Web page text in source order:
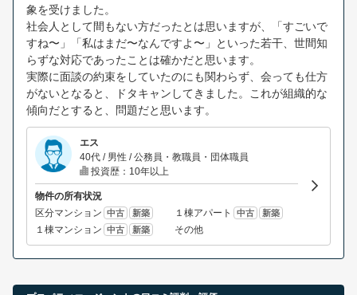
象を受けました。
社会人として間もない方だったとは思いますが、「すごいで
すね〜」「私はまだ〜なんですよ〜」といった若干、世間知
らずな対応であったことは確かだと思います。
実際に面談の約束をしていたのにも関わらず、会っても仕方
がないとなると、ドタキャンしてきました。これが組織的な
傾向だとすると、問題だと思います。
エス
40代 / 男性 / 公務員・教職員・団体職員
投資歴：10年以上
物件の所有状況
区分マンション 中古 新築 １棟アパート 中古 新築
１棟マンション 中古 新築 その他